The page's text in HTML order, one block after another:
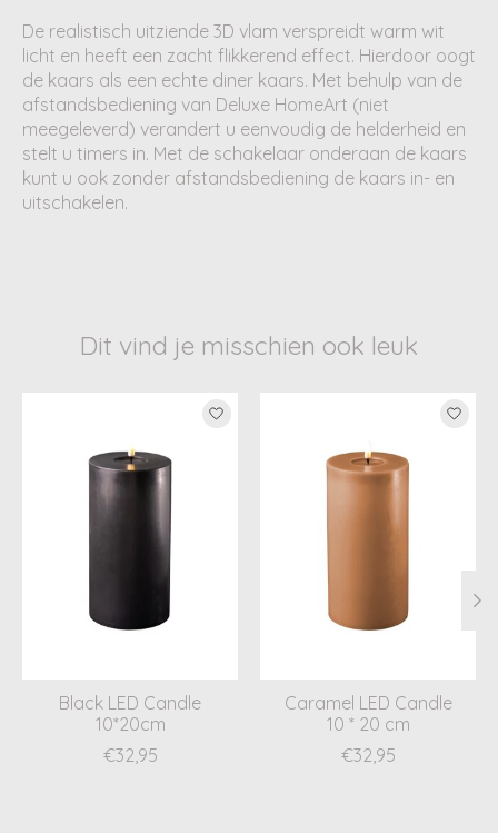
De realistisch uitziende 3D vlam verspreidt warm wit
licht en heeft een zacht flikkerend effect. Hierdoor oogt
de kaars als een echte diner kaars. Met behulp van de
afstandsbediening van Deluxe HomeArt (niet
meegeleverd) verandert u eenvoudig de helderheid en
stelt u timers in. Met de schakelaar onderaan de kaars
kunt u ook zonder afstandsbediening de kaars in- en
uitschakelen.
Dit vind je misschien ook leuk
Items van productcarrousel
Black LED Candle
10*20cm
€32,95
Caramel LED Candle
10 * 20 cm
€32,95